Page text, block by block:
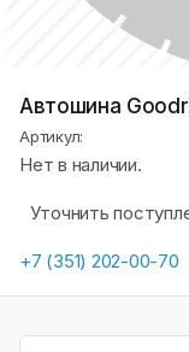
Автошина
Артикул:
Нет в наличии.
Уточнить
+7 (351) 202-00-70